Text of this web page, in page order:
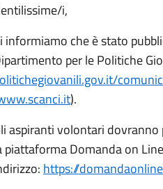
i,
informiamo che è stato
per le Politiche
).
aspiranti volontari
piattaforma Domanda on
https://